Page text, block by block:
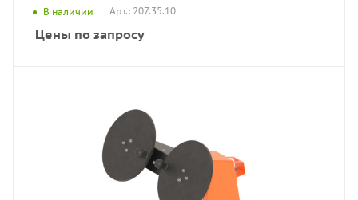
В наличии Арт.: 207.35.10
Цены по запросу